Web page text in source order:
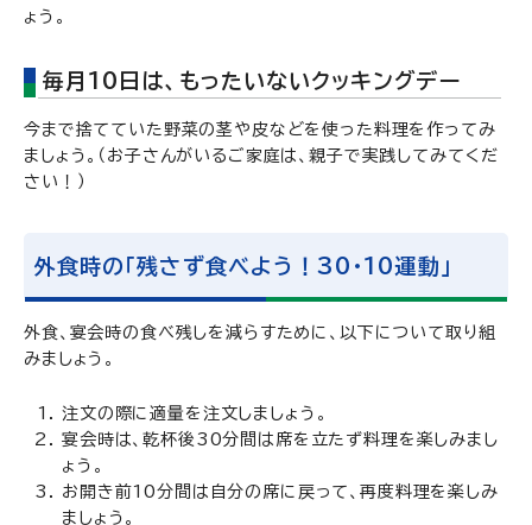
ょう。
毎月10日は、もったいないクッキングデー
今まで捨てていた野菜の茎や皮などを使った料理を作ってみ
ましょう。（お子さんがいるご家庭は、親子で実践してみてくだ
さい！）
外食時の「残さず食べよう！30・10運動」
外食、宴会時の食べ残しを減らすために、以下について取り組
みましょう。
注文の際に適量を注文しましょう。
宴会時は、乾杯後30分間は席を立たず料理を楽しみまし
ょう。
お開き前10分間は自分の席に戻って、再度料理を楽しみ
ましょう。